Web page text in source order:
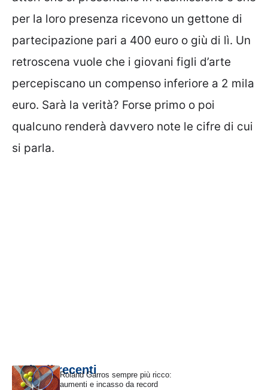
per la loro presenza ricevono un gettone di
partecipazione pari a 400 euro o giù di lì. Un
retroscena vuole che i giovani figli d’arte
percepiscano un compenso inferiore a 2 mila
euro. Sarà la verità? Forse primo o poi
qualcuno renderà davvero note le cifre di cui
si parla.
Articoli recentiRoland Garros sempre più ricco:
aumenti e incasso da record